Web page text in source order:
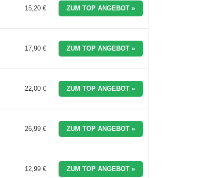
15,20 € ZUM TOP ANGEBOT »
17,90 € ZUM TOP ANGEBOT »
22,00 € ZUM TOP ANGEBOT »
26,99 € ZUM TOP ANGEBOT »
12,99 € ZUM TOP ANGEBOT »